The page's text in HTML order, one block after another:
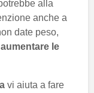
alla
anche a
date peso,
aumentare le
vi aiuta a fare